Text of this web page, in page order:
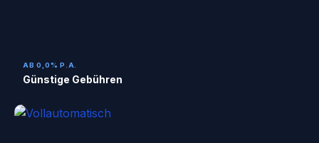
AB 0,0% P.A.
Günstige Gebühren